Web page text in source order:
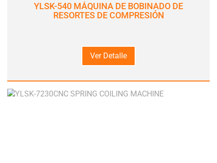
YLSK-540 MÁQUINA DE BOBINADO DE
RESORTES DE COMPRESIÓN
Ver Detalle